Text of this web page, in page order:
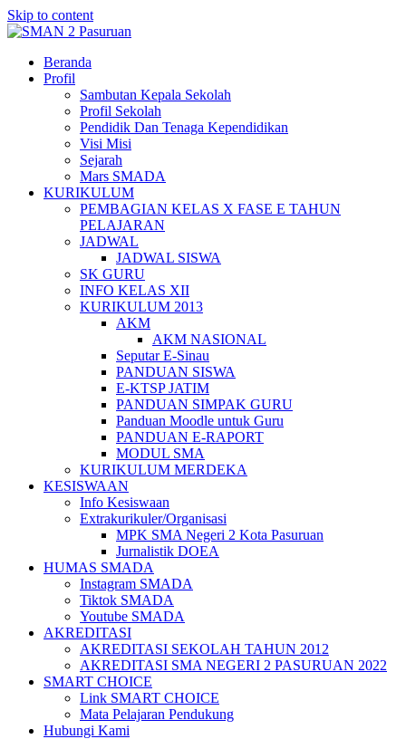
Skip to content
Beranda
Profil
Sambutan Kepala Sekolah
Profil Sekolah
Pendidik Dan Tenaga Kependidikan
Visi Misi
Sejarah
Mars SMADA
KURIKULUM
PEMBAGIAN KELAS X FASE E TAHUN
PELAJARAN
JADWAL
JADWAL SISWA
SK GURU
INFO KELAS XII
KURIKULUM 2013
AKM
AKM NASIONAL
Seputar E-Sinau
PANDUAN SISWA
E-KTSP JATIM
PANDUAN SIMPAK GURU
Panduan Moodle untuk Guru
PANDUAN E-RAPORT
MODUL SMA
KURIKULUM MERDEKA
KESISWAAN
Info Kesiswaan
Extrakurikuler/Organisasi
MPK SMA Negeri 2 Kota Pasuruan
Jurnalistik DOEA
HUMAS SMADA
Instagram SMADA
Tiktok SMADA
Youtube SMADA
AKREDITASI
AKREDITASI SEKOLAH TAHUN 2012
AKREDITASI SMA NEGERI 2 PASURUAN 2022
SMART CHOICE
Link SMART CHOICE
Mata Pelajaran Pendukung
Hubungi Kami